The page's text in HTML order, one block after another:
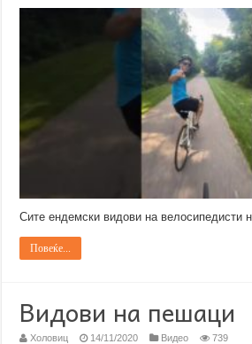
Сите ендемски видови на велосипедисти
Повеќе...
Видови на пешаци
Холовиц 14/11/2020 Видео 739